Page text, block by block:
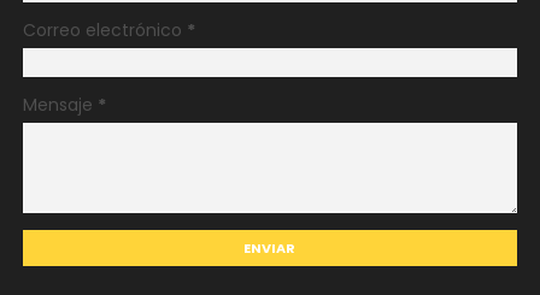
Correo electrónico *
Mensaje *